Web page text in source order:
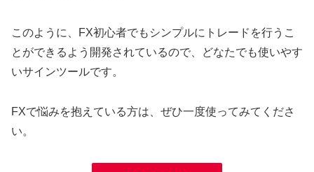
このように、FX初心者でもシンプルにトレードを行うこ
とができるよう開発されているので、どなたでも使いやす
いサインツールです。
FXで悩みを抱えている方は、ぜひ一度使ってみてくださ
い。